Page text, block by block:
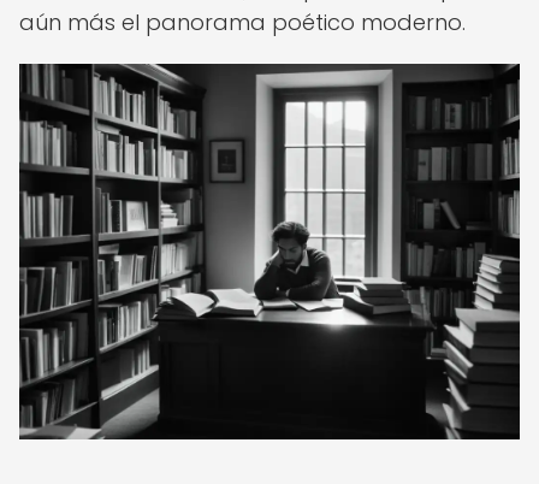
aún más el panorama poético moderno.